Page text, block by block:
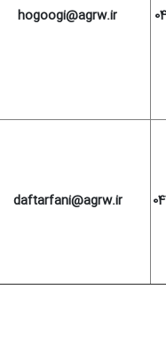
hogoogi@agrw.ir
daftarfani@agrw.ir